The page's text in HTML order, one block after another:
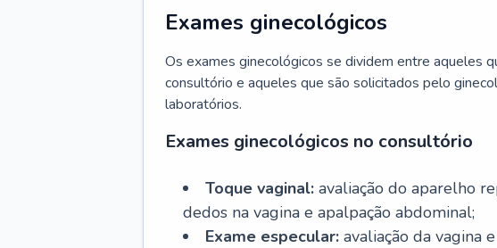
Exames ginecológicos
Os exames ginecológicos se dividem entre aqueles
consultório e aqueles que são solicitados pelo
laboratórios.
Exames ginecológicos no consultório
Toque vaginal: avaliação do aparelho
dedos na vagina e apalpação abdominal;
Exame especular: avaliação da vagina